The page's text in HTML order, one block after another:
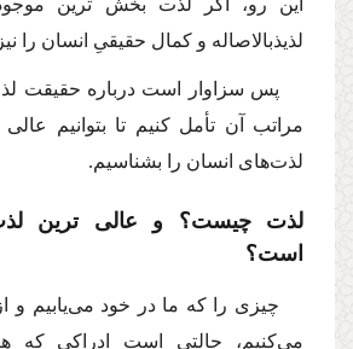
این رو، اگر لذت بخش ترین
لذیذبالاصاله و كمال حقیقىِ انسان را
پس سزاوار است درباره حقیقت
مراتب آن تأمل كنیم تا بتوانیم عالى
لذت‌هاى انسان را بشناسیم.
لذت چیست؟ و عالى ترین
است؟
چیزى را كه ما در خود مى‌یابیم و
مى‌كنیم، حالتى است ادراكى كه